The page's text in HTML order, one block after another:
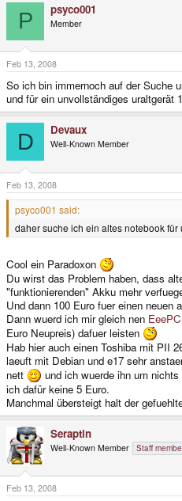
P psyco001
Member
Feb 13, 2008
So ich bin immernoch auf der Suche
und für ein unvollständiges uraltgerät
D Devaux
Well-Known Member
Feb 13, 2008
psyco001 said:
daher suche ich ein altes notebook für
Cool ein Paradoxon
Du wirst das Problem haben, dass
"funktionierenden" Akku mehr
Und dann 100 Euro fuer einen neuen
Dann wuerd ich mir gleich nen EeePC
Euro Neupreis) dafuer leisten
Hab hier auch einen Toshiba mit PII
laeuft mit Debian und e17 sehr
nett
und ich wuerde ihn um
ich dafür keine 5 Euro.
Manchmal übersteigt halt der
Seraptin
Well-Known Member Staff
Feb 13, 2008